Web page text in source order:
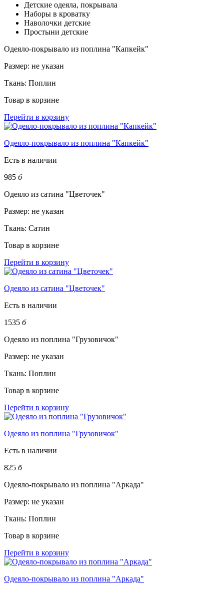
Детские одеяла, покрывала
Наборы в кроватку
Наволочки детские
Простыни детские
Одеяло-покрывало из поплина "Капкейк"
Размер: не указан
Ткань: Поплин
Товар в корзине
Перейти в корзину
Одеяло-покрывало из поплина "Капкейк"
Есть в наличии
985 б
Одеяло из сатина "Цветочек"
Размер: не указан
Ткань: Сатин
Товар в корзине
Перейти в корзину
Одеяло из сатина "Цветочек"
Есть в наличии
1535 б
Одеяло из поплина "Грузовичок"
Размер: не указан
Ткань: Поплин
Товар в корзине
Перейти в корзину
Одеяло из поплина "Грузовичок"
Есть в наличии
825 б
Одеяло-покрывало из поплина "Аркада"
Размер: не указан
Ткань: Поплин
Товар в корзине
Перейти в корзину
Одеяло-покрывало из поплина "Аркада"